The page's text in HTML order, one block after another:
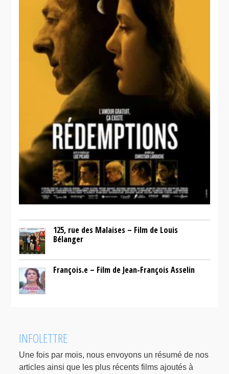
125, rue des Malaises – Film de Louis
Bélanger
François.e – Film de Jean-François Asselin
INFOLETTRE
Une fois par mois, nous envoyons un résumé de nos
articles ainsi que les plus récents films ajoutés à